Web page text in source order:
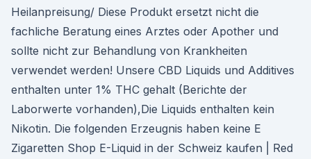
Heilanpreisung/ Diese Produkt ersetzt nicht die
fachliche Beratung eines Arztes oder Apother und
sollte nicht zur Behandlung von Krankheiten
verwendet werden! Unsere CBD Liquids und Additives
enthalten unter 1% THC gehalt (Berichte der
Laborwerte vorhanden),Die Liquids enthalten kein
Nikotin. Die folgenden Erzeugnis haben keine E
Zigaretten Shop E-Liquid in der Schweiz kaufen | Red